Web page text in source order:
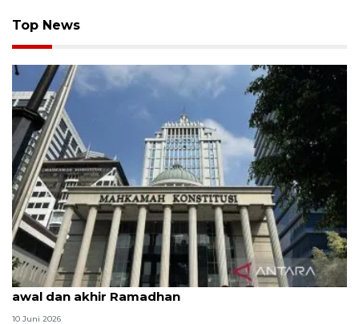
Top News
MK uji materi UU Peradilan Agama perihal isbat
awal dan akhir Ramadhan
10 Juni 2026